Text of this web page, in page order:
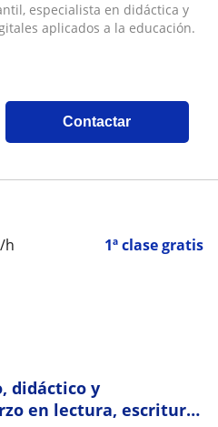
especialista en didáctica y
aplicados a la educación.
Contactar
/h 1ª clase gratis
didáctico y
en lectura, escritura,